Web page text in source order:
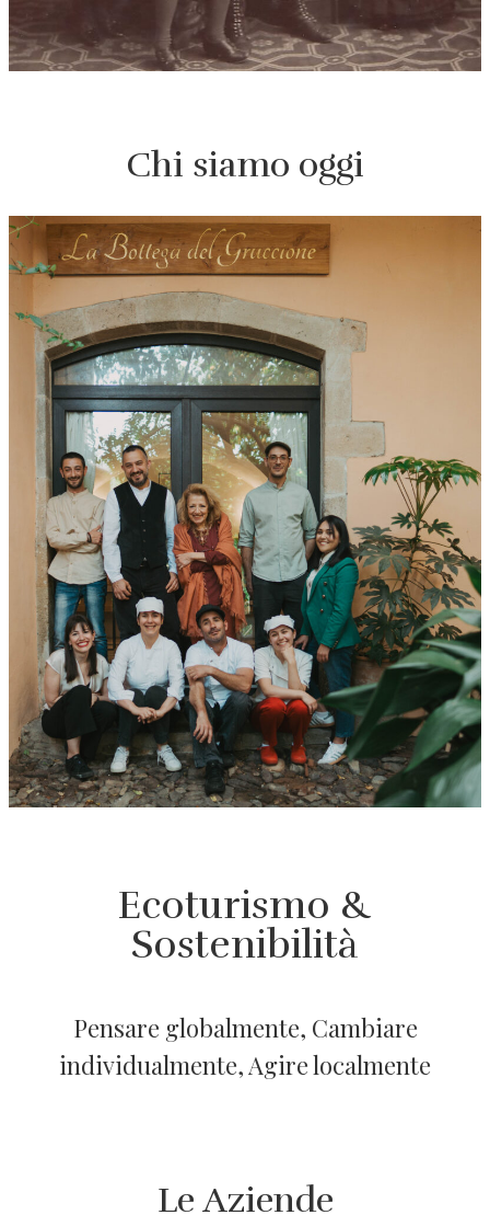
Chi siamo oggi
Ecoturismo &
Sostenibilità
Pensare globalmente, Cambiare
individualmente, Agire localmente
Le Aziende